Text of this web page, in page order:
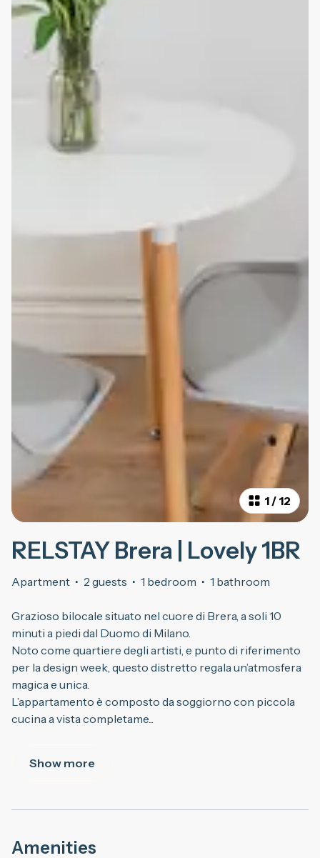
1/ 12
RELSTAY Brera | Lovely 1BR
Apartment · 2 guests · 1 bedroom · 1 bathroom
Grazioso bilocale situato nel cuore di Brera, a soli 10
minuti a piedi dal Duomo di Milano.
Noto come quartiere degli artisti, e punto di riferimento
per la design week, questo distretto regala un’atmosfera
magica e unica.
L’appartamento è composto da soggiorno con piccola
cucina a vista completame...
Show more
Amenities